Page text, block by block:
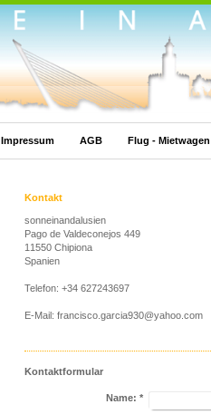
Impressum AGB Flug - Mietwagen
Kontakt
sonneinandalusien
Pago de Valdeconejos 449
11550 Chipiona
Spanien
Telefon: +34 627243697
E-Mail: francisco.garcia930@yahoo.com
Kontaktformular
Name: *